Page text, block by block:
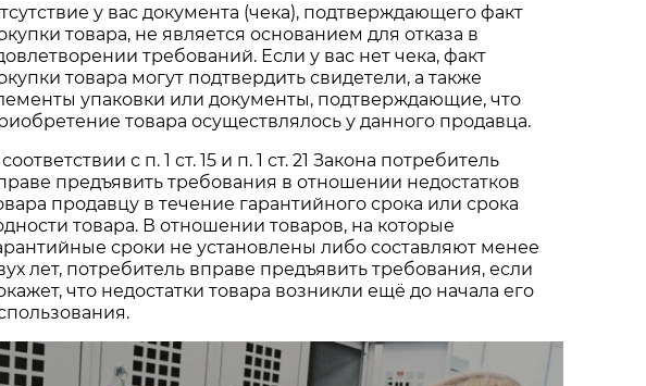
у вас документа (чека), подтверждающего факт
товара, не является основанием для отказа в
требований. Если у вас нет чека, факт
товара могут подтвердить свидетели, а также
упаковки или документы, подтверждающие, что
товара осуществлялось у данного продавца.
с п. 1 ст. 15 и п. 1 ст. 21 Закона потребитель
предъявить требования в отношении недостатков
продавцу в течение гарантийного срока или срока
товара. В отношении товаров, на которые
сроки не установлены либо составляют менее
лет, потребитель вправе предъявить требования, если
что недостатки товара возникли ещё до начала его